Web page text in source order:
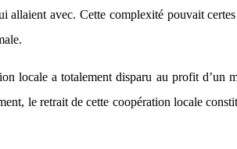
avec. Cette complexité pouvait
locale a totalement disparu au profit
le retrait de cette coopération locale